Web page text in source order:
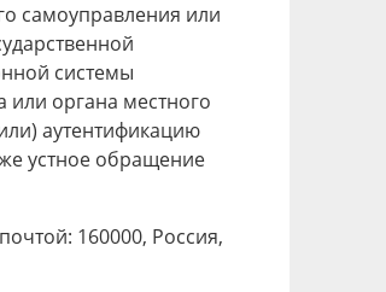
самоуправления или
системы
или органа местного
аутентификацию
устное обращение
160000, Россия,